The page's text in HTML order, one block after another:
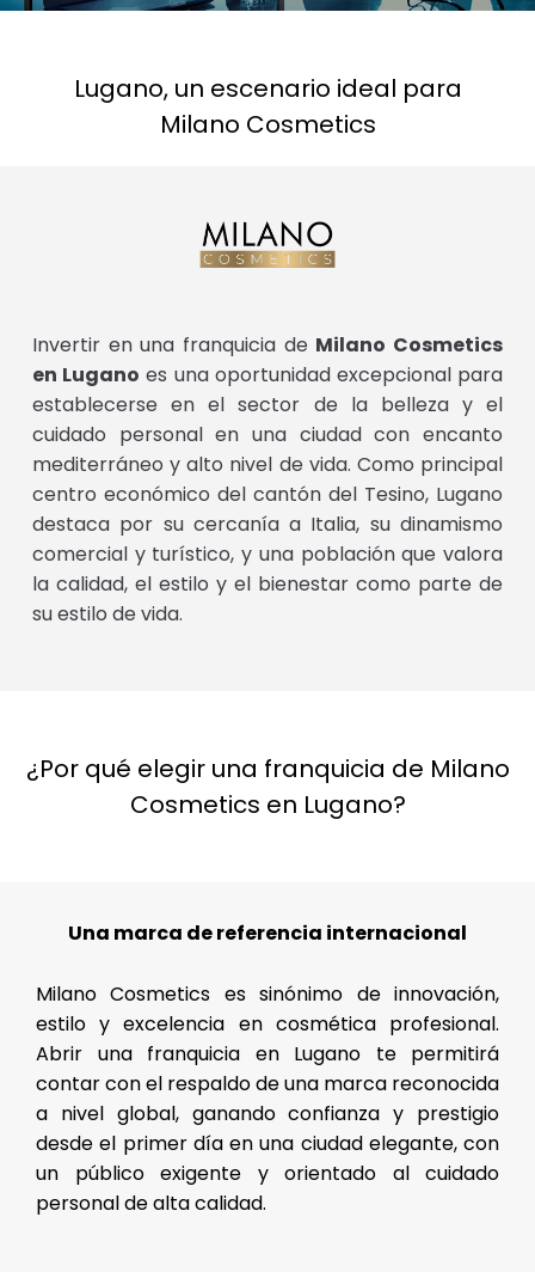
Lugano, un escenario ideal para
Milano Cosmetics
Invertir en una franquicia de Milano Cosmetics
en Lugano es una oportunidad excepcional para
establecerse en el sector de la belleza y el
cuidado personal en una ciudad con encanto
mediterráneo y alto nivel de vida. Como principal
centro económico del cantón del Tesino, Lugano
destaca por su cercanía a Italia, su dinamismo
comercial y turístico, y una población que valora
la calidad, el estilo y el bienestar como parte de
su estilo de vida.
¿Por qué elegir una franquicia de Milano
Cosmetics en Lugano?
Una marca de referencia internacional
Milano Cosmetics es sinónimo de innovación,
estilo y excelencia en cosmética profesional.
Abrir una franquicia en Lugano te permitirá
contar con el respaldo de una marca reconocida
a nivel global, ganando confianza y prestigio
desde el primer día en una ciudad elegante, con
un público exigente y orientado al cuidado
personal de alta calidad.